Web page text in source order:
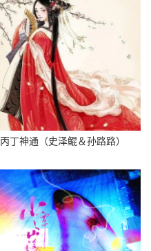
丙丁神通（史泽鲲＆孙路路）